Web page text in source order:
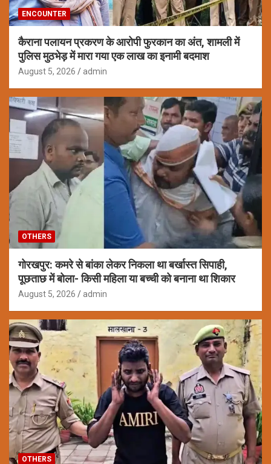
ENCOUNTER
कैराना पलायन प्रकरण के आरोपी फुरकान का अंत, शामली में
पुलिस मुठभेड़ में मारा गया एक लाख का इनामी बदमाश
August 5, 2026 admin
OTHERS
गोरखपुर: कमरे से बांका लेकर निकला था बर्खास्त सिपाही,
पूछताछ में बोला- किसी महिला या बच्ची को बनाना था शिकार
August 5, 2026 admin
OTHERS